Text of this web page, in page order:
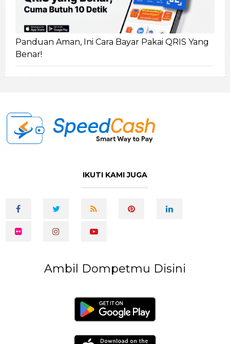
Panduan Aman, Ini Cara Bayar Pakai QRIS Yang
Benar!
IKUTI KAMI JUGA
Ambil Dompetmu Disini